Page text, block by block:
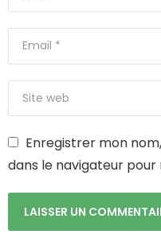
Enregistrer mon
dans le navigateur